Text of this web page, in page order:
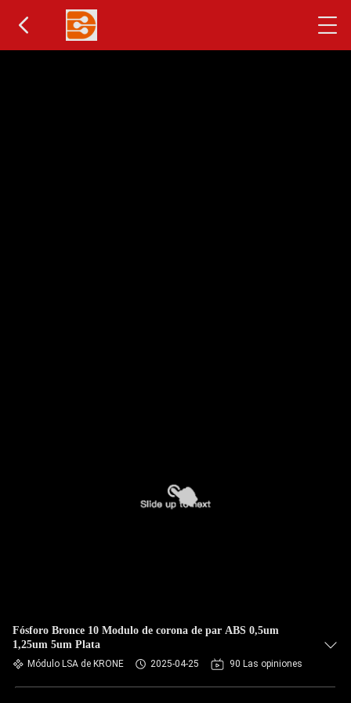
Fósforo Bronce 10 Modulo de corona de par ABS 0,5um
1,25um 5um Plata
Módulo LSA de KRONE 2025-04-25 90 Las opiniones